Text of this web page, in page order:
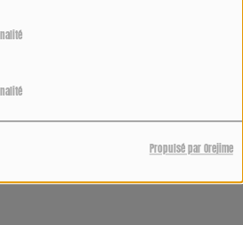
Propulsé par Orejime
VUES
Télécharger le podcast
de 7h à 21h